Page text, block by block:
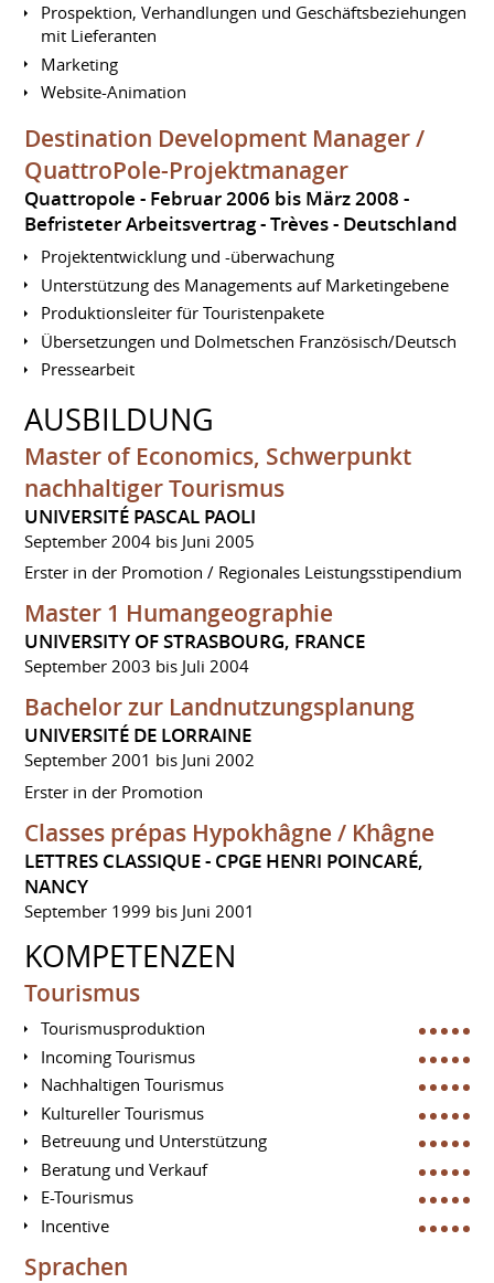
Prospektion, Verhandlungen und Geschäftsbeziehungen
mit Lieferanten
Marketing
Website-Animation
Destination Development Manager /
QuattroPole-Projektmanager
Quattropole
Februar 2006 bis März 2008
Befristeter Arbeitsvertrag Trèves Deutschland
Projektentwicklung und -überwachung
Unterstützung des Managements auf Marketingebene
Produktionsleiter für Touristenpakete
Übersetzungen und Dolmetschen Französisch/Deutsch
Pressearbeit
AUSBILDUNG
Master of Economics, Schwerpunkt
nachhaltiger Tourismus
UNIVERSITÉ PASCAL PAOLI
September 2004 bis Juni 2005
Erster in der Promotion / Regionales Leistungsstipendium
Master 1 Humangeographie
UNIVERSITY OF STRASBOURG, FRANCE
September 2003 bis Juli 2004
Bachelor zur Landnutzungsplanung
UNIVERSITÉ DE LORRAINE
September 2001 bis Juni 2002
Erster in der Promotion
Classes prépas Hypokhâgne / Khâgne
LETTRES CLASSIQUE - CPGE HENRI POINCARÉ,
NANCY
September 1999 bis Juni 2001
KOMPETENZEN
Tourismus
Tourismusproduktion
Incoming Tourismus
Nachhaltigen Tourismus
Kultureller Tourismus
Betreuung und Unterstützung
Beratung und Verkauf
E-Tourismus
Incentive
Sprachen